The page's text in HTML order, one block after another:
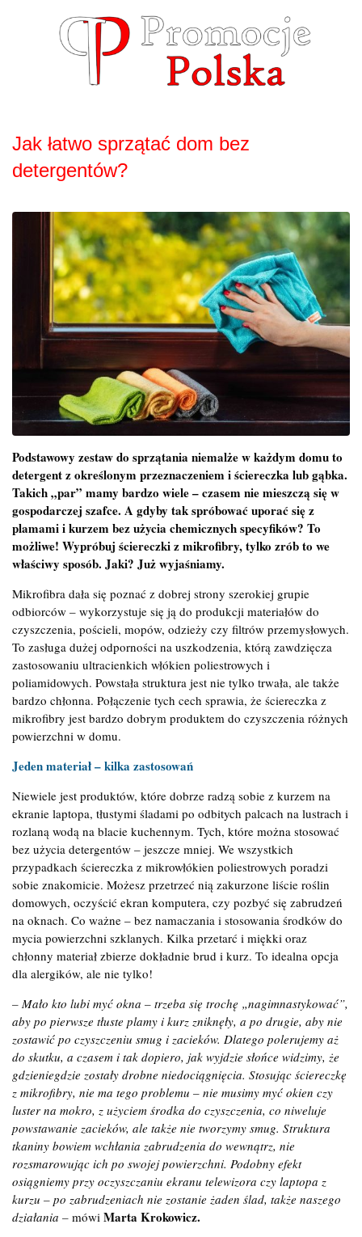
Jak łatwo sprzątać dom bez
detergentów?
Podstawowy zestaw do sprzątania niemalże w każdym domu to
detergent z określonym przeznaczeniem i ściereczka lub gąbka.
Takich „par” mamy bardzo wiele – czasem nie mieszczą się w
gospodarczej szafce. A gdyby tak spróbować uporać się z
plamami i kurzem bez użycia chemicznych specyfików? To
możliwe! Wypróbuj ściereczki z mikrofibry, tylko zrób to we
właściwy sposób. Jaki? Już wyjaśniamy.
Mikrofibra dała się poznać z dobrej strony szerokiej grupie
odbiorców – wykorzystuje się ją do produkcji materiałów do
czyszczenia, pościeli, mopów, odzieży czy filtrów przemysłowych.
To zasługa dużej odporności na uszkodzenia, którą zawdzięcza
zastosowaniu ultracienkich włókien poliestrowych i
poliamidowych. Powstała struktura jest nie tylko trwała, ale także
bardzo chłonna. Połączenie tych cech sprawia, że ściereczka z
mikrofibry jest bardzo dobrym produktem do czyszczenia różnych
powierzchni w domu.
Jeden materiał – kilka zastosowań
Niewiele jest produktów, które dobrze radzą sobie z kurzem na
ekranie laptopa, tłustymi śladami po odbitych palcach na lustrach i
rozlaną wodą na blacie kuchennym. Tych, które można stosować
bez użycia detergentów – jeszcze mniej. We wszystkich
przypadkach ściereczka z mikrowłókien poliestrowych poradzi
sobie znakomicie. Możesz przetrzeć nią zakurzone liście roślin
domowych, oczyścić ekran komputera, czy pozbyć się zabrudzeń
na oknach. Co ważne – bez namaczania i stosowania środków do
mycia powierzchni szklanych. Kilka przetarć i miękki oraz
chłonny materiał zbierze dokładnie brud i kurz. To idealna opcja
dla alergików, ale nie tylko!
– Mało kto lubi myć okna – trzeba się trochę „nagimnastykować”,
aby po pierwsze tłuste plamy i kurz zniknęły, a po drugie, aby nie
zostawić po czyszczeniu smug i zacieków. Dlatego polerujemy aż
do skutku, a czasem i tak dopiero, jak wyjdzie słońce widzimy, że
gdzieniegdzie zostały drobne niedociągnięcia. Stosując ściereczkę
z mikrofibry, nie ma tego problemu – nie musimy myć okien czy
luster na mokro, z użyciem środka do czyszczenia, co niweluje
powstawanie zacieków, ale także nie tworzymy smug. Struktura
tkaniny bowiem wchłania zabrudzenia do wewnątrz, nie
rozsmarowując ich po swojej powierzchni. Podobny efekt
osiągniemy przy oczyszczaniu ekranu telewizora czy laptopa z
kurzu – po zabrudzeniach nie zostanie żaden ślad, także naszego
działania – mówi Marta Krokowicz.